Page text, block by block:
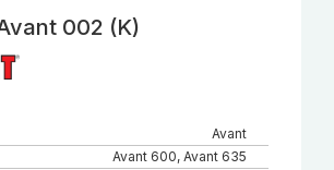
002 (K)
Avant
Avant 600, Avant 635